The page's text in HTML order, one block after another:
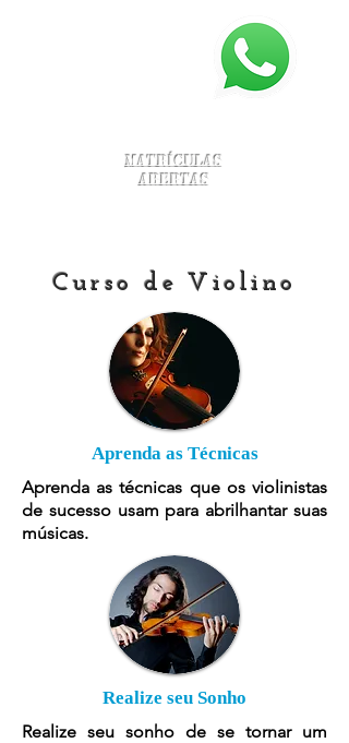
Matrículas
Abertas
Curso de Violino
Aprenda as Técnicas
Aprenda as técnicas que os violinistas
de sucesso usam para abrilhantar suas
músicas.
Realize seu Sonho
Realize seu sonho de se tornar um